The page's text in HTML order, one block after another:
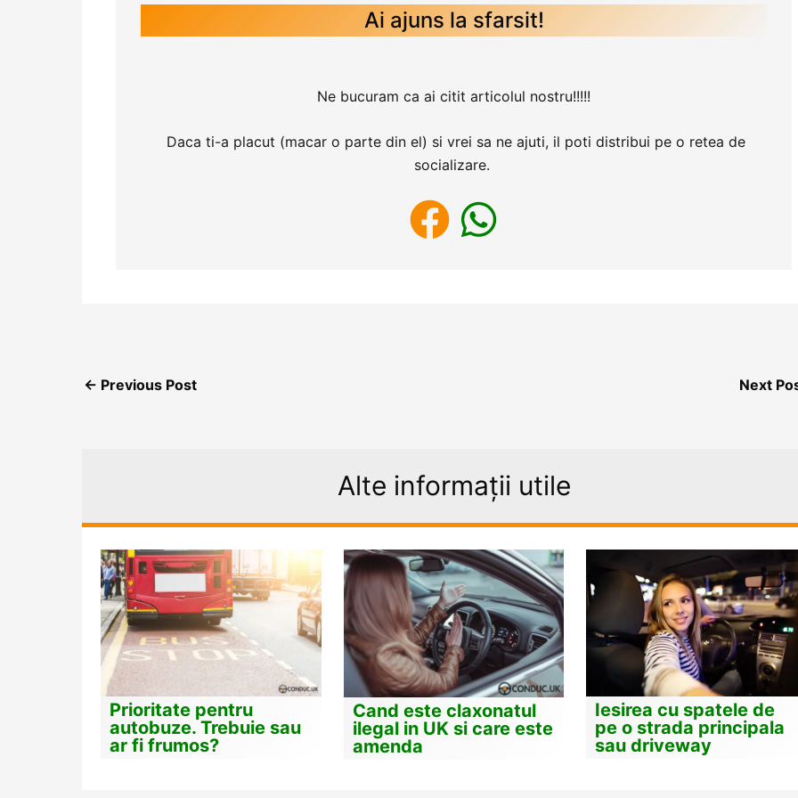
Ai ajuns la sfarsit!
Ne bucuram ca ai citit articolul nostru!!!!!
Daca ti-a placut (macar o parte din el) si vrei sa ne ajuti, il poti distribui pe o retea de
socializare.
← Previous Post Next
Alte informații utile
Prioritate pentru
autobuze. Trebuie sau
ar fi frumos?
Cand este claxonatul
ilegal in UK si care este
amenda
Iesirea cu spatele de
pe o strada principala
sau driveway